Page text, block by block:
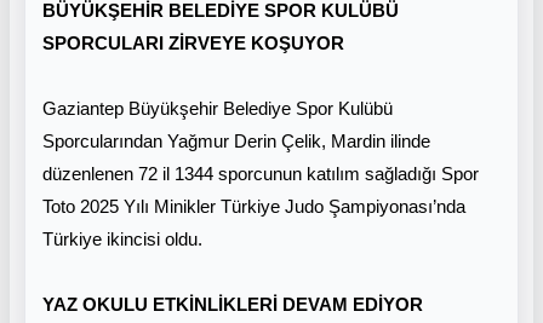
BÜYÜKŞEHİR BELEDİYE SPOR KULÜBÜ
SPORCULARI ZİRVEYE KOŞUYOR
Gaziantep Büyükşehir Belediye Spor Kulübü
Sporcularından Yağmur Derin Çelik, Mardin ilinde
düzenlenen 72 il 1344 sporcunun katılım sağladığı Spor
Toto 2025 Yılı Minikler Türkiye Judo Şampiyonası’nda
Türkiye ikincisi oldu.
YAZ OKULU ETKİNLİKLERİ DEVAM EDİYOR